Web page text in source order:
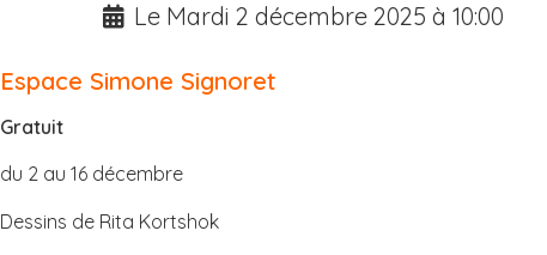
Le Mardi 2 décembre 2025 à 10:00
Espace Simone Signoret
Gratuit
du 2 au 16 décembre
Dessins de Rita Kortshok